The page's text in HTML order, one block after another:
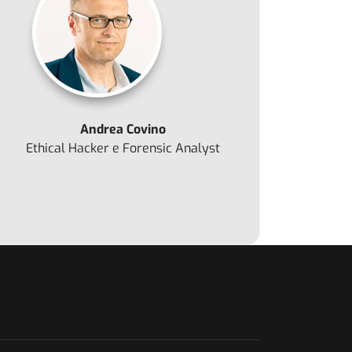
Simulare la rete con ApateDNS
Andrea Covino
Ethical Hacker e Forensic Analyst